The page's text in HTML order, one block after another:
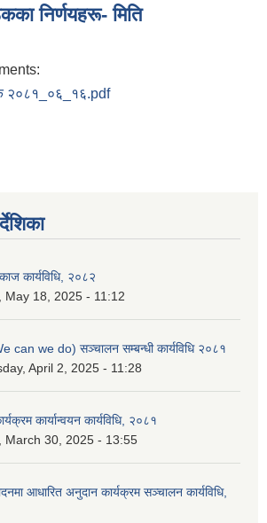
निर्णयहरू- मिति
२०८१_०६_१६.pdf
कार्यविधि, २०८२
May 18, 2025 - 11:12
can we do) सञ्चालन सम्बन्धी कार्यविधि २०८१
April 2, 2025 - 11:28
कार्यान्वयन कार्यविधि, २०८१
March 30, 2025 - 13:55
आधारित अनुदान कार्यक्रम सञ्‍चालन कार्यविधि,